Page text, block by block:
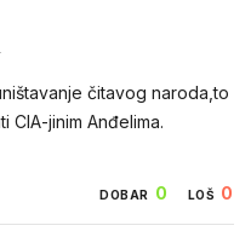
čitavog naroda,to
CIA-jinim Anđelima.
DOBAR 0 LOŠ 0